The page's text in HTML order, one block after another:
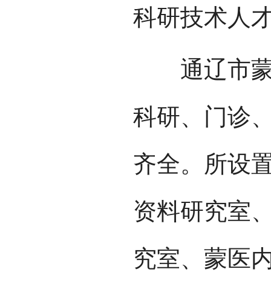
科研技术人
通辽市蒙
科研、门诊
齐全。所设
资料研究室
究室、蒙医